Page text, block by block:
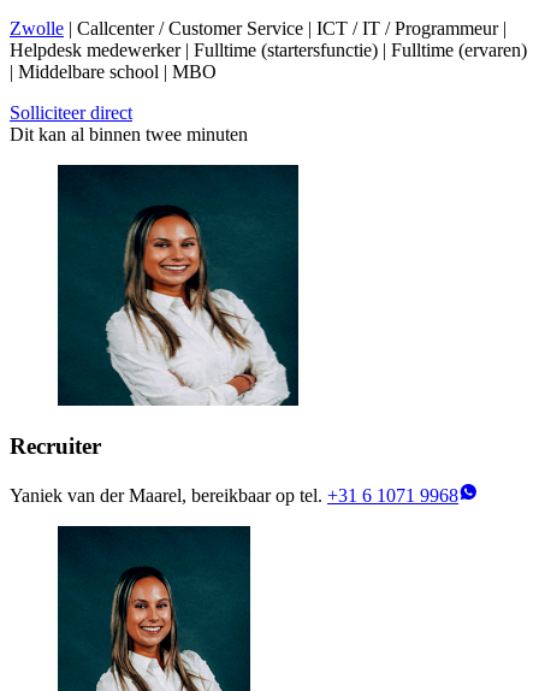
Zwolle | Callcenter / Customer Service | ICT / IT / Programmeur |
Helpdesk medewerker | Fulltime (startersfunctie) | Fulltime (ervaren)
| Middelbare school | MBO
Solliciteer direct
Dit kan al binnen twee minuten
Recruiter
Yaniek van der Maarel, bereikbaar op tel. +31 6 1071 9968